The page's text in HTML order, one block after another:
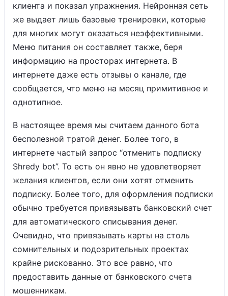
клиента и показал упражнения. Нейронная сеть
же выдает лишь базовые тренировки, которые
для многих могут оказаться неэффективными.
Меню питания он составляет также, беря
информацию на просторах интернета. В
интернете даже есть отзывы о канале, где
сообщается, что меню на месяц примитивное и
однотипное.
В настоящее время мы считаем данного бота
бесполезной тратой денег. Более того, в
интернете частый запрос “отменить подписку
Shredy bot”. То есть он явно не удовлетворяет
желания клиентов, если они хотят отменить
подписку. Более того, для оформления подписки
обычно требуется привязывать банковский счет
для автоматического списывания денег.
Очевидно, что привязывать карты на столь
сомнительных и подозрительных проектах
крайне рискованно. Это все равно, что
предоставить данные от банковского счета
мошенникам.